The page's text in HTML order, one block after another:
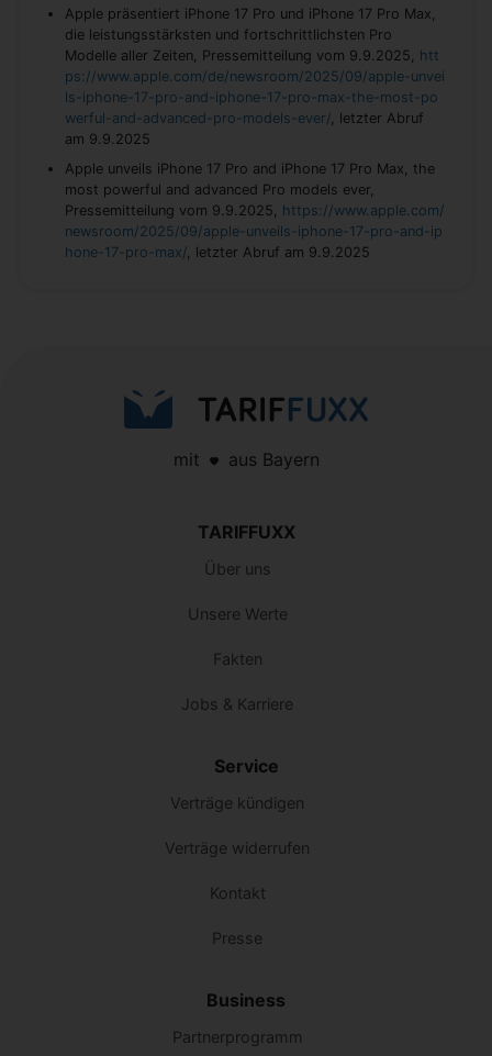
Apple präsentiert iPhone 17 Pro und iPhone 17 Pro Max,
die leistungsstärksten und fortschrittlichsten Pro
Modelle aller Zeiten, Pressemitteilung vom 9.9.2025, htt
ps://www.apple.com/de/newsroom/2025/09/apple-unvei
ls-iphone-17-pro-and-iphone-17-pro-max-the-most-po
werful-and-advanced-pro-models-ever/ , letzter Abruf
am 9.9.2025
Apple unveils iPhone 17 Pro and iPhone 17 Pro Max, the
most powerful and advanced Pro models ever,
Pressemitteilung vom 9.9.2025, https://www.apple.com/
newsroom/2025/09/apple-unveils-iphone-17-pro-and-ip
hone-17-pro-max/ , letzter Abruf am 9.9.2025
mit aus Bayern
TARIFFUXX
Über uns
Unsere Werte
Fakten
Jobs & Karriere
Service
Verträge kündigen
Verträge widerrufen
Kontakt
Presse
Business
Partnerprogramm